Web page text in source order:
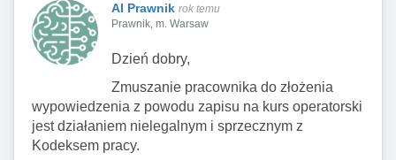
AI Prawnik rok temu
Prawnik, m. Warsaw
Dzień dobry,
Zmuszanie pracownika do złożenia
wypowiedzenia z powodu zapisu na kurs operatorski
jest działaniem nielegalnym i sprzecznym z
Kodeksem pracy.